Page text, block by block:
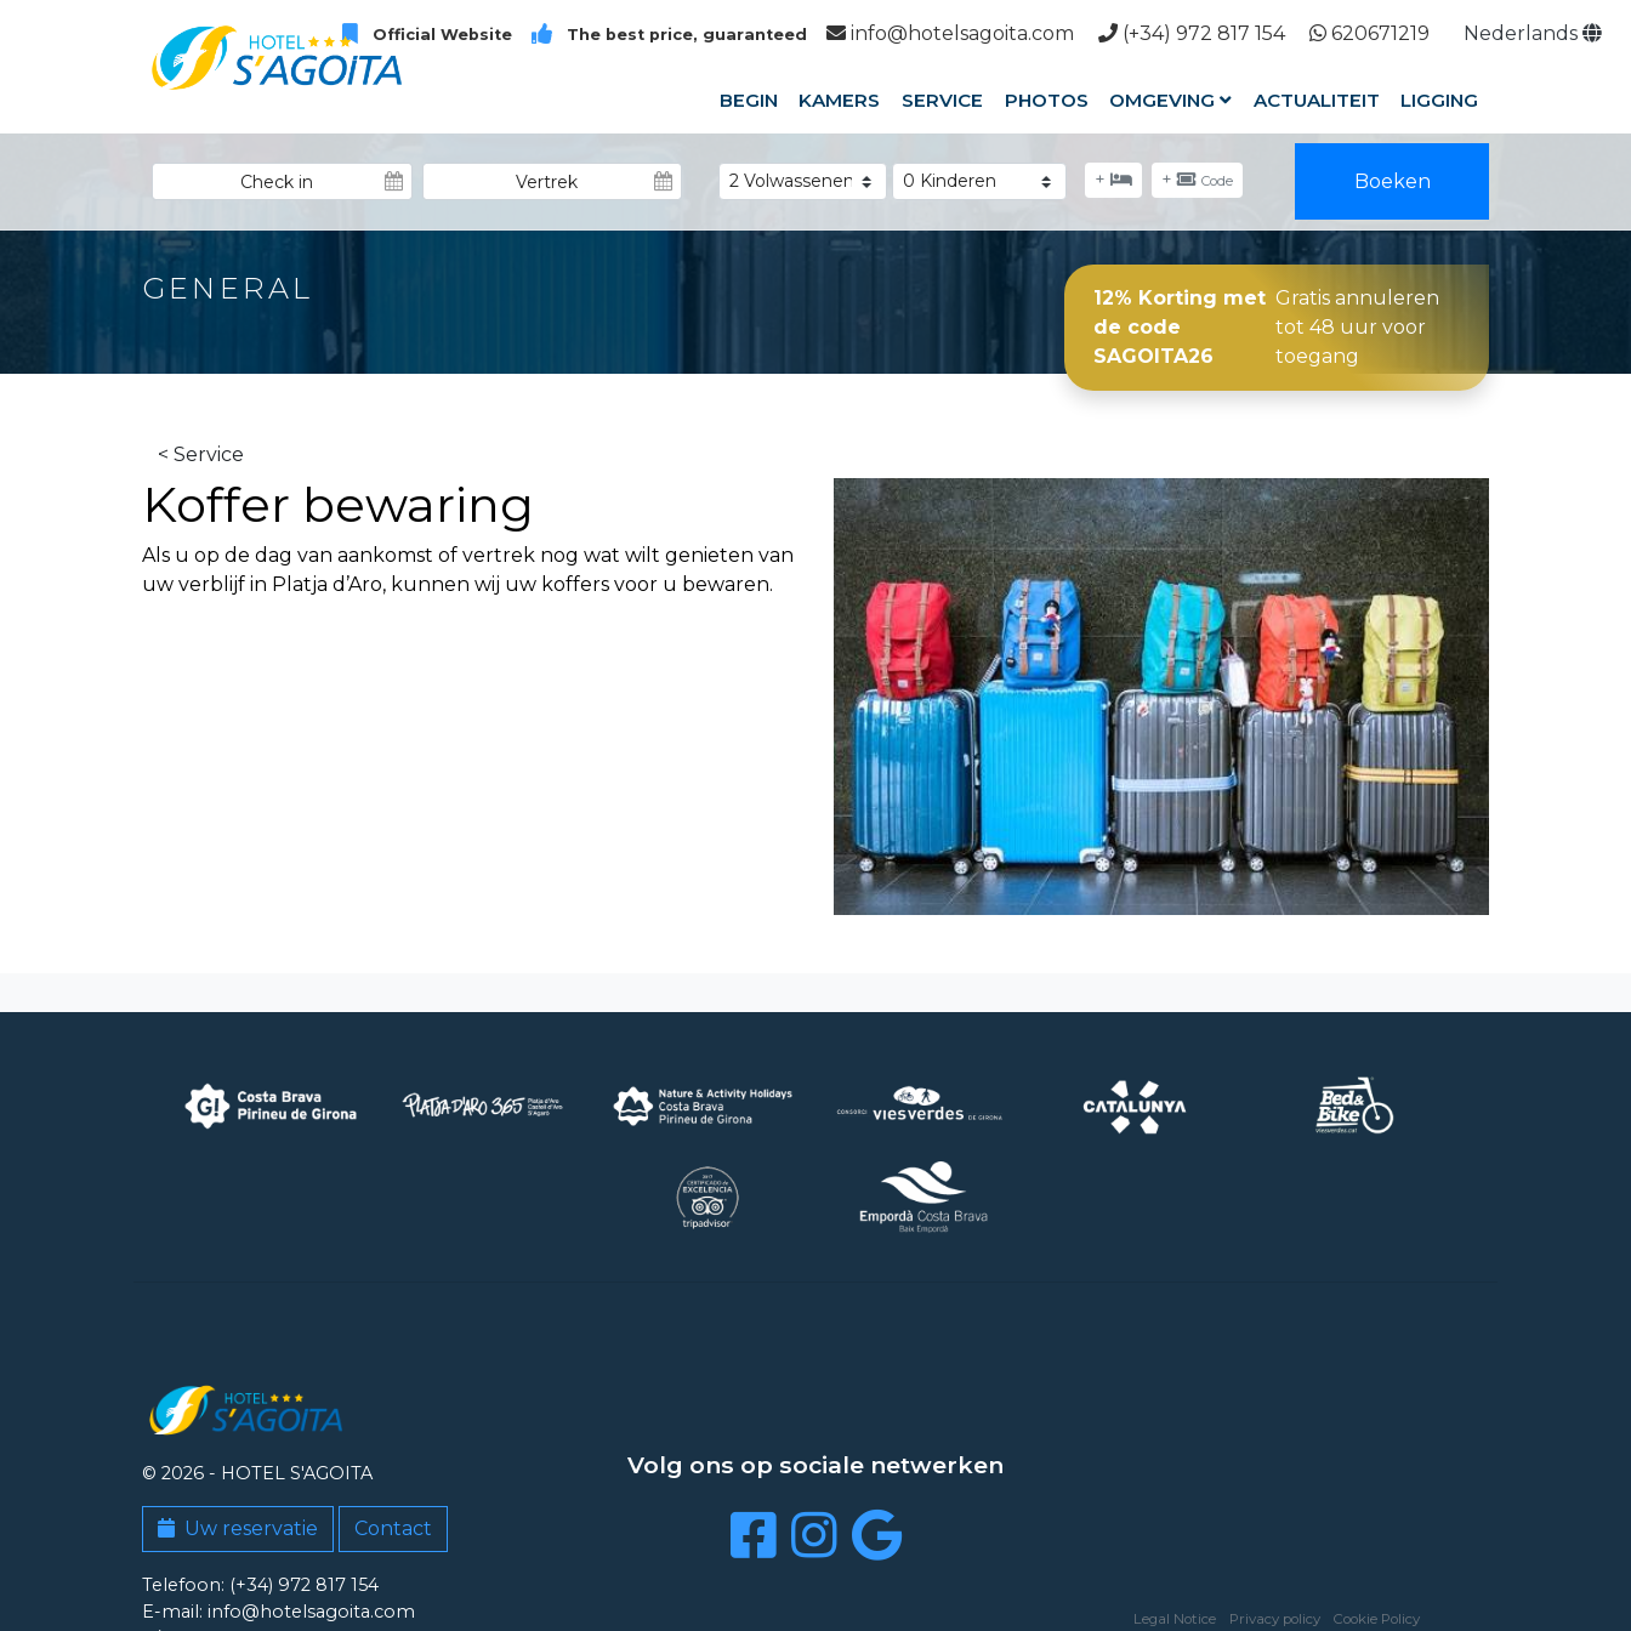
Official Website The best price, guaranteed info@hotelsagoita.com (+34) 972 817 154 620671219 Nederlands
BEGIN KAMERS SERVICE PHOTOS OMGEVING ACTUALITEIT LIGGING
+ + Code Boeken
12% Korting met
de code
SAGOITA26
Gratis annuleren
tot 48 uur voor
toegang
GENERAL
< Service
Koffer bewaring
Als u op de dag van aankomst of vertrek nog wat wilt genieten van
uw verblijf in Platja d’Aro, kunnen wij uw koffers voor u bewaren.
© 2026 - HOTEL S'AGOITA
Uw reservatie Contact
Telefoon: (+34) 972 817 154
E-mail: info@hotelsagoita.com
Volg ons op sociale netwerken
Legal Notice Privacy policy Cookie Policy